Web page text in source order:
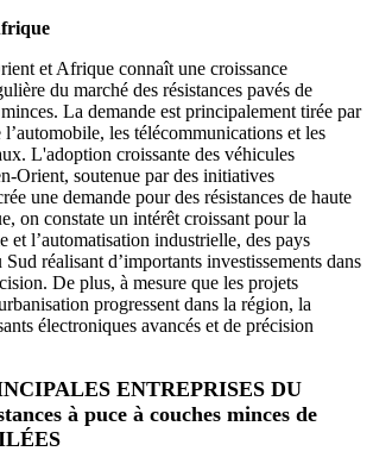
et Afrique connaît une croissance
du marché des résistances pavés de
La demande est principalement tirée par
l’automobile, les télécommunications et les
L'adoption croissante des véhicules
Orient, soutenue par des initiatives
une demande pour des résistances de haute
on constate un intérêt croissant pour la
et l’automatisation industrielle, des pays
réalisant d’importants investissements dans
De plus, à mesure que les projets
progressent dans la région, la
électroniques avancés et de précision
ENTREPRISES DU
à puce à couches minces de